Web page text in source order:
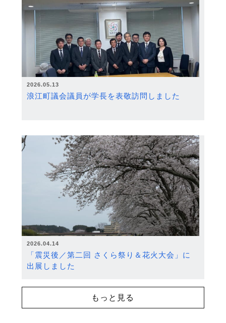
2026.05.13
浪江町議会議員が学長を表敬訪問しました
2026.04.14
「震災後／第二回 さくら祭り＆花火大会」に
出展しました
もっと見る